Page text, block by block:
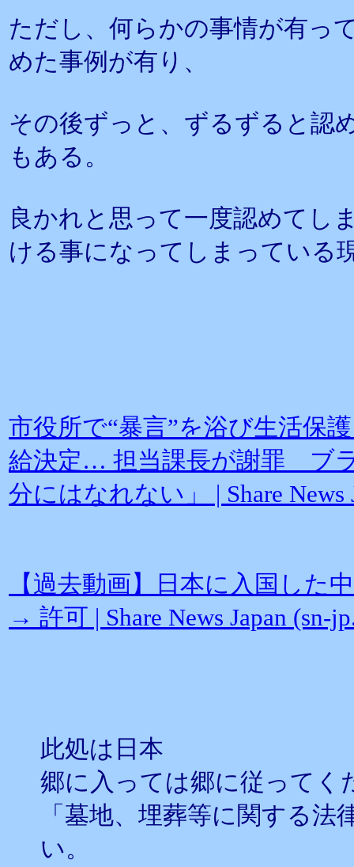
ただし、何らかの事情が有っ
めた事例が有り、
その後ずっと、ずるずると認
もある。
良かれと思って一度認めてし
ける事になってしまっている
市役所で“暴言”を浴び生活保
給決定… 担当課長が謝罪 ブ
分にはなれない」 | Share News
【過去動画】日本に入国した
→ 許可 | Share News Japan (sn-
此処は日本
郷に入っては郷に従ってく
「墓地、埋葬等に関する
い。